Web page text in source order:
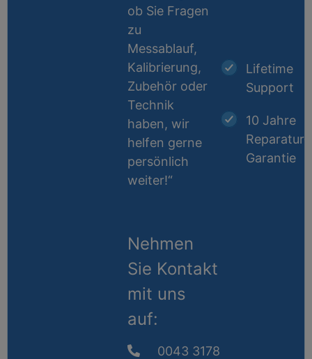
ob Sie Fragen
zu
Messablauf,
Kalibrierung,
Zubehör oder
Technik
haben, wir
helfen gerne
persönlich
weiter!“
Nehmen
Sie Kontakt
mit uns
auf:
0043 3178
Lifetime
Support
10 Jahre
Reparatur-
Garantie